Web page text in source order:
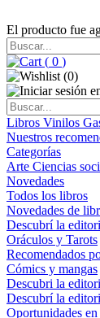
El producto fue
( 0 )
(0)
Libros Vinilos
Nuestros
Categorías
Arte Ciencias
Novedades
Todos los libros
Novedades de
Descubrí la
Oráculos y Tarots
Recomendados
Cómics y mangas
Descubri la
Descubrí la
Oportunidades